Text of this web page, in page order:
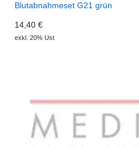
Blutabnahmeset G21 grün
14,40 €
exkl. 20% Ust